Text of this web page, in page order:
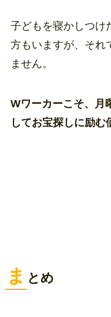
子どもを寝かしつけ
方もいますが、それ
ません。
Wワーカーこそ、月
してお宝探しに励む
ま とめ